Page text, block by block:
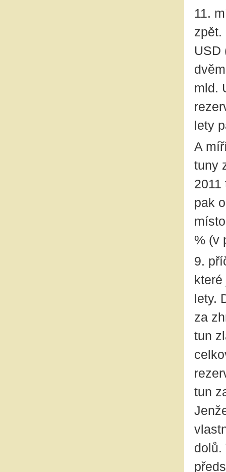
11.
zpět.
USD
mld.
lety
A
tuny
pak
% (v
9.
lety.
za
tun
tun
dolů.